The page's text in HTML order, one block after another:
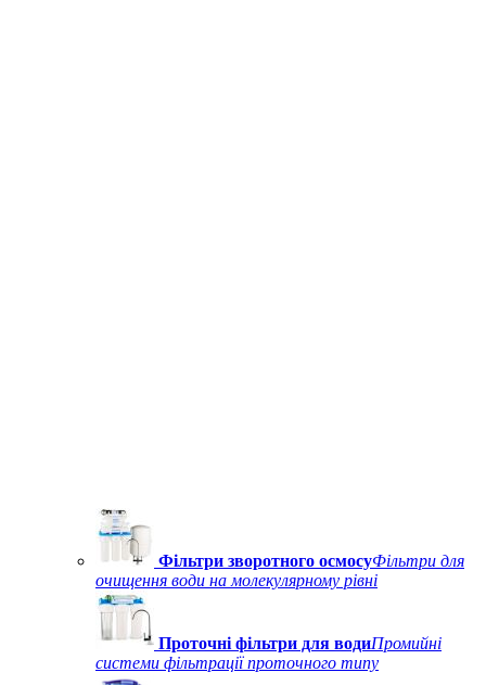
Фільтри зворотного осмосуФільтри для
очищення води на молекулярному рівні
Проточні фільтри для водиПромийні
системи фільтрації проточного типу